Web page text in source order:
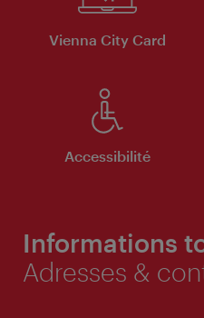
Vienna City Card
Accessibilité
Informations
Adresses &